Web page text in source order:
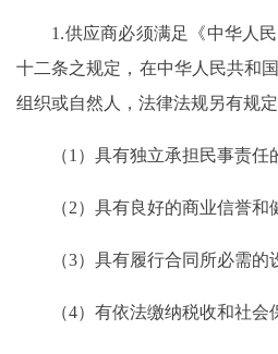
1.供应商必须满足《中华人民
十二条之规定，在中华人民共和
组织或自然人，法律法规另有规定
（1）具有独立承担民事责任
（2）具有良好的商业信誉和
（3）具有履行合同所必需的
（4）有依法缴纳税收和社会